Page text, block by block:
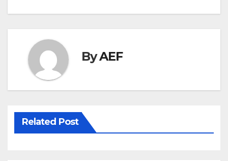
ByAEF
Related Post